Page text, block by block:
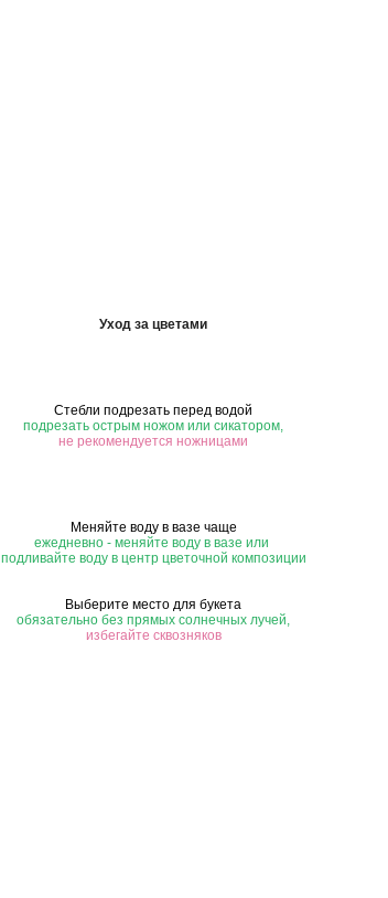
Уход за цветами
Стебли подрезать перед водой
подрезать острым ножом или сикатором,
не рекомендуется ножницами
Меняйте воду в вазе чаще
ежедневно - меняйте воду в вазе или
подливайте воду в центр цветочной композиции
Выберите место для букета
обязательно без прямых солнечных лучей,
избегайте сквозняков